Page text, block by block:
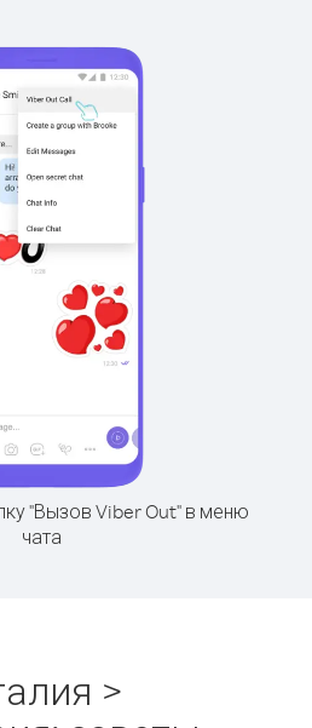
"Вызов Viber Out" в меню
чата
>